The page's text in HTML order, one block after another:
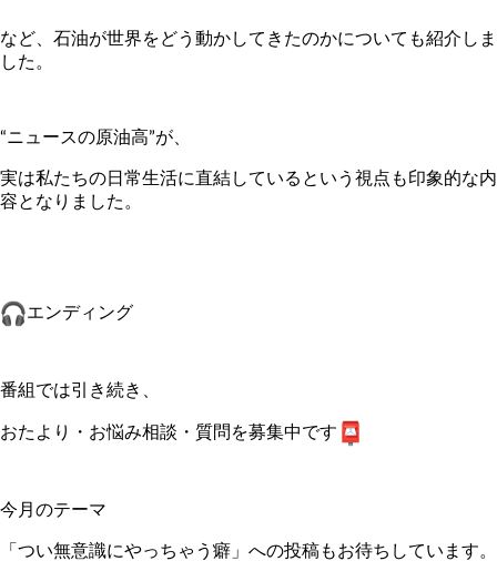
など、 石油が世界をどう動かしてきたのかについても紹介しま
した。
“ニュースの原油高”が、
実は私たちの日常生活に直結しているという視点も印象的な内
容と なりました。
エンディング
番組では引き続き、
おたより・お悩み相談・質問を募集中です
今月のテーマ
「つい無意識にやっちゃう癖」への投稿もお待ちしています。